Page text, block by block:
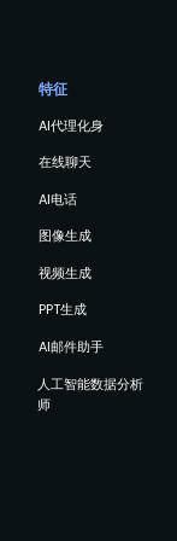
特征
AI代理化身
在线聊天
AI电话
图像生成
视频生成
PPT生成
AI邮件助手
人工智能数据分析
师